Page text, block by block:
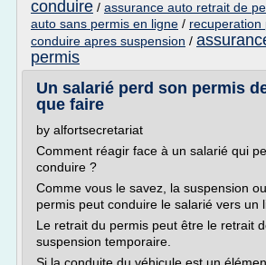
conduire / assurance auto retrait de
auto sans permis en ligne / recuperation
conduire apres suspension /
permis
Un salarié perd son permis
que faire
by alfortsecretariat
Comment réagir face à un salarié qui
conduire ?
Comme vous le savez, la suspension
permis peut conduire le salarié vers un
Le retrait du permis peut être le retrait
suspension temporaire.